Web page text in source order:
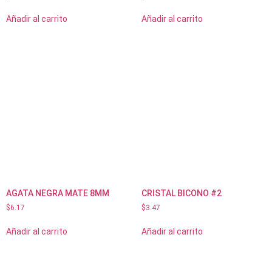
Añadir al carrito Añadir al carrito
AGATA NEGRA MATE 8MM
$6.17
Añadir al carrito
CRISTAL BICONO #2
$3.47
Añadir al carrito